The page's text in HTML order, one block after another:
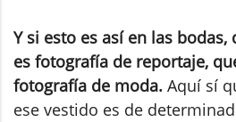
Y si esto es así en las
es fotografía de reportaje,
fotografía de moda. Aquí sí
ese vestido es de